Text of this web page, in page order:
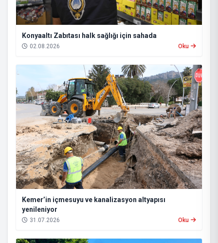
Konyaaltı Zabıtası halk sağlığı için sahada
02.08.2026 Oku
Kemer’in içmesuyu ve kanalizasyon altyapısı
yenileniyor
31.07.2026 Oku